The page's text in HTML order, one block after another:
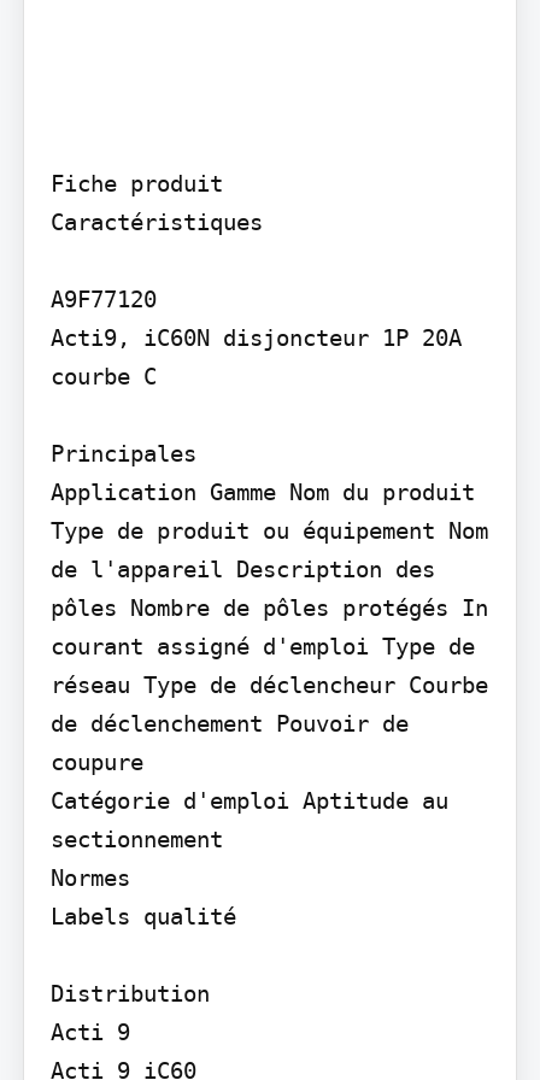
Fiche produit
Caractéristiques
A9F77120
Acti9, iC60N disjoncteur 1P 20A
courbe C
Principales
Application Gamme Nom du produit
Type de produit ou équipement Nom
de l'appareil Description des
pôles Nombre de pôles protégés In
courant assigné d'emploi Type de
réseau Type de déclencheur Courbe
de déclenchement Pouvoir de
coupure
Catégorie d'emploi Aptitude au
sectionnement
Normes
Labels qualité
Distribution
Acti 9
Acti 9 iC60